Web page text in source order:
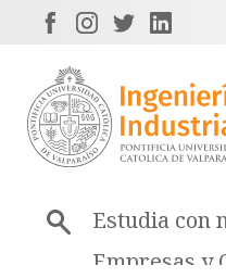
Estudia con
Empresas y